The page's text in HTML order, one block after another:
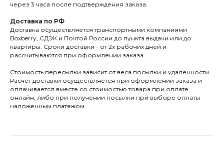
через 3 часа после подтверждения заказа.
Доставка по РФ
Доставка осуществляется транспортными компаниями
Boxberry, СДЭК и Почтой России до пункта выдачи или до
квартиры. Сроки доставки - от 2х рабочих дней и
рассчитываются при оформлении заказа.
Стоимость пересылки зависит от веса посылки и удаленности.
Расчет доставки осуществляется при оформлении заказа и
оплачивается вместе со стоимостью товара при оплате
онлайн, либо при получении посылки при выборе оплаты
наложенным платежом.